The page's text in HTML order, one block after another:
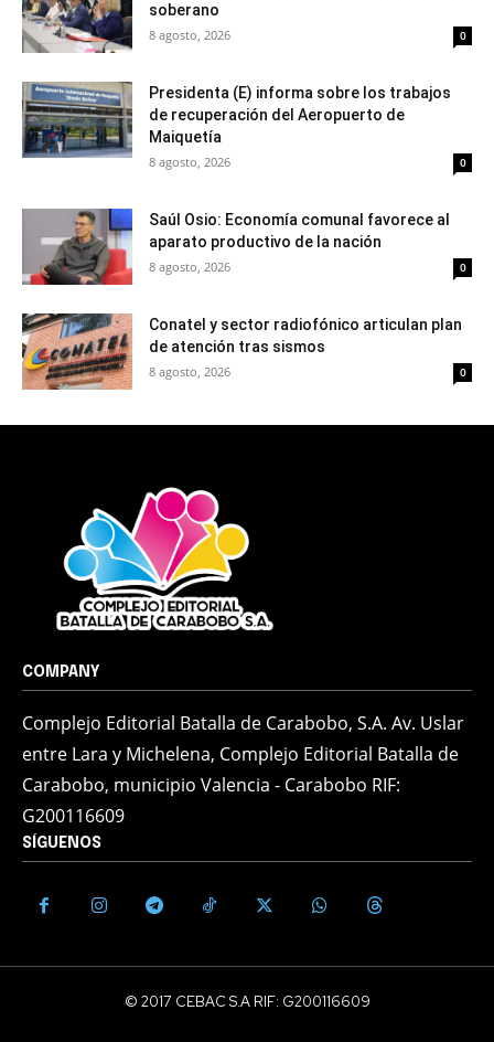
soberano
8 agosto, 2026 0
Presidenta (E) informa sobre los trabajos
de recuperación del Aeropuerto de
Maiquetía
8 agosto, 2026 0
Saúl Osio: Economía comunal favorece al
aparato productivo de la nación
8 agosto, 2026 0
Conatel y sector radiofónico articulan plan
de atención tras sismos
8 agosto, 2026 0
COMPANY
Complejo Editorial Batalla de Carabobo, S.A. Av. Uslar
entre Lara y Michelena, Complejo Editorial Batalla de
Carabobo, municipio Valencia - Carabobo RIF:
G200116609
SÍGUENOS
© 2017 CEBAC S.A RIF: G200116609